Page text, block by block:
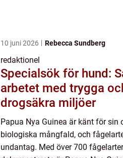
10 juni 2026 Rebecca Sundberg
redaktionel
Specialsök för hund:
arbetet med trygga
drogsäkra miljöer
Papua Nya Guinea är känt för sin
biologiska mångfald, och
undantag. Med över 700